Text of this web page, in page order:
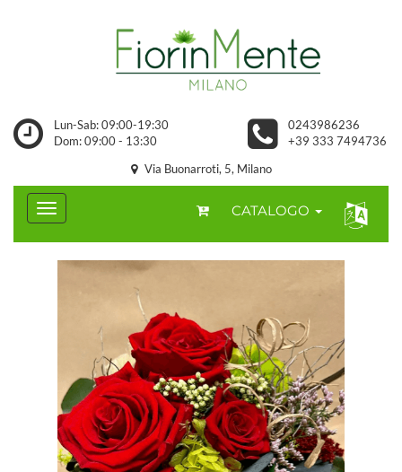
Lun-Sab: 09:00-19:30
Dom: 09:00 - 13:30
0243986236
+39 333 7494736
Via Buonarroti, 5, Milano
CATALOGO